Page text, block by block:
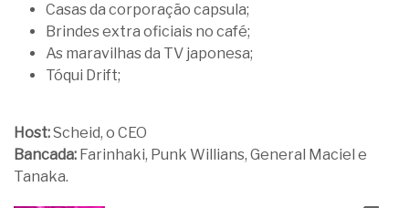
Casas da corporação capsula;
Brindes extra oficiais no café;
As maravilhas da TV japonesa;
Tóqui Drift;
Host:Scheid, o CEO
Bancada: Farinhaki, Punk Willians, General Maciel e
Tanaka.